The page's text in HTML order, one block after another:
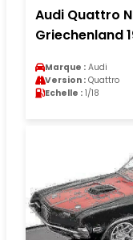
Audi Quattro
Griechenland
Marque : Audi
Version : Quattro
Echelle : 1/18